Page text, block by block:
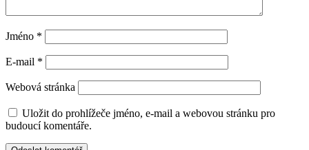
Jméno *
E-mail *
Webová stránka
Uložit do prohlížeče jméno, e-mail a webovou stránku pro
budoucí komentáře.